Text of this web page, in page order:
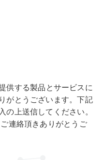
供する製品とサービスに
がとうございます。下記
の上送信してください。
連絡頂きありがとうご